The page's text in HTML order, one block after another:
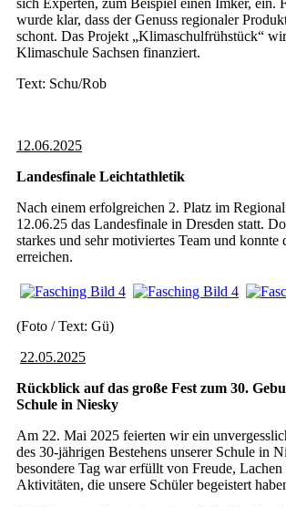
sich Experten, zum Beispiel einen Imker, ein.
wurde klar, dass der Genuss regionaler
schont. Das Projekt „Klimaschulfrühstück“
Klimaschule Sachsen finanziert.
Text: Schu/Rob
12.06.2025
Landesfinale Leichtathletik
Nach einem erfolgreichen 2. Platz im
12.06.25 das Landesfinale in Dresden statt.
starkes und sehr motiviertes Team und konnte
erreichen.
(Foto / Text: Gü)
22.05.2025
Rückblick auf das große Fest zum 30.
Schule in Niesky
Am 22. Mai 2025 feierten wir ein
des 30-jährigen Bestehens unserer Schule in
besondere Tag war erfüllt von Freude, Lachen
Aktivitäten, die unsere Schüler begeistert